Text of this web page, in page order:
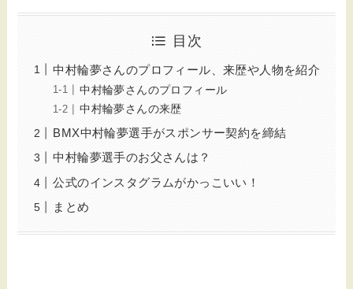
目次
中村輪夢さんのプロフィール、来歴や人物を紹介
中村輪夢さんのプロフィール
中村輪夢さんの来歴
BMX中村輪夢選手がスポンサー契約を締結
中村輪夢選手のお父さんは？
公式のインスタグラムがかっこいい！
まとめ